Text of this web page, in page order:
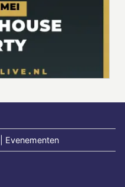
Evenementen